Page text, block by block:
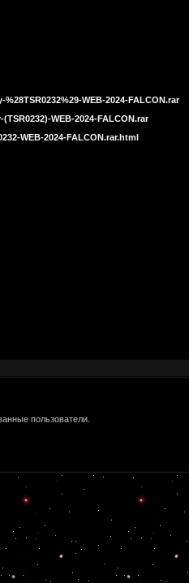
WEB-2024-FALCON.rar
WEB-2024-FALCON.rar
WEB-2024-FALCON.rar.html
пользователи.